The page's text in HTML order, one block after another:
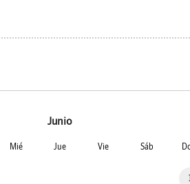
Junio
Mié Jue Vie Sáb